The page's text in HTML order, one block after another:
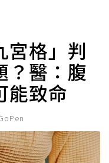
宮格」判
？醫：腹
能致命